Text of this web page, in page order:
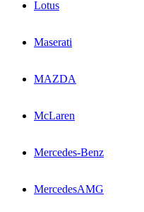
Lotus
Maserati
MAZDA
McLaren
Mercedes-Benz
MercedesAMG